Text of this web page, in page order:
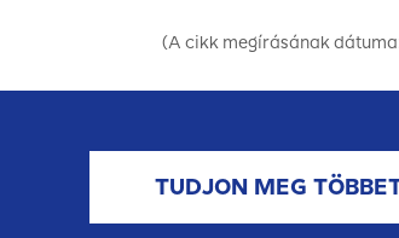
(A cikk megírásának
TUDJON MEG